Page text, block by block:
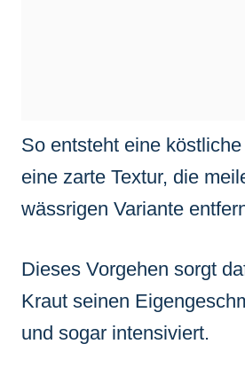
So entsteht eine
eine zarte Textur, die
wässrigen Variante
Dieses Vorgehen sorgt
Kraut seinen
und sogar intensiviert.